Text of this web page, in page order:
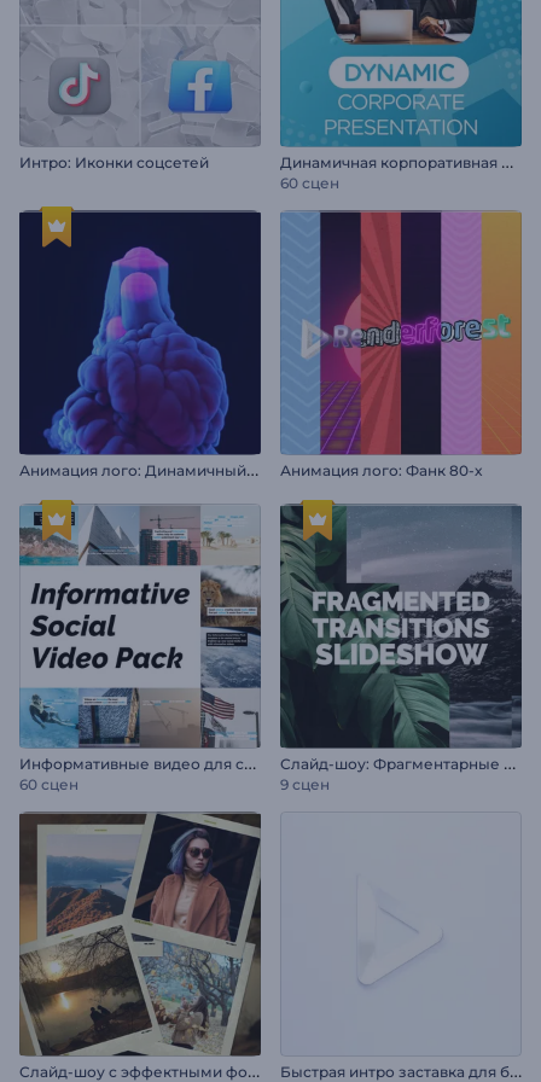
Интро: Иконки соцсетей Д
инамичная корпоративная презентация
60 сцен
А
нимация лого: Динамичный взрыв дыма Анимация лого: Фанк 80-х
И
нформативные видео для соцсетей
60 сцен
С
лайд-шоу: Фрагментарные переходы
9 сцен
С
лайд-шоу с эффектными фотопереходами Б
ыстрая интро заставка для бизнеса